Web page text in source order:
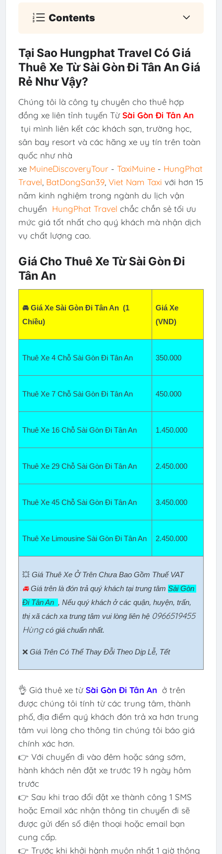
Contents
Tại Sao Hungphat Travel Có Giá
Thuê Xe Từ Sài Gòn Đi Tân An Giá
Rẻ Như Vậy?
Chúng tôi là công ty chuyên cho thuê hợp
đồng xe liên tỉnh tuyến TừSài Gòn Đi Tân An
tụi mình liên kết các khách sạn, trường học,
sân bay resort và các hãng xe uy tín trên toàn
quốc như nhà
xe MuineDiscoveryTour- TaxiMuine- HungPhat
Travel BatDongSan39, Viet Nam Taxi với hơn 15
năm kinh nghiệm trong ngành du lịch vận
chuyển HungPhat Travel chắc chắn sẻ tối ưu
mức giá tốt nhất cho quý khách mà nhận dịch
vụ chất lượng cao.
Giá Cho Thuê Xe Từ Sài Gòn Đi
Tân An
🚘 Giá Xe Sài Gòn Đi Tân An  (1
Chiều)
Giá Xe
(VND)
Thuê Xe 4 Chỗ Sài Gòn Đi Tân An 350.000
Thuê Xe 7 Chỗ Sài Gòn Đi Tân An 450.000
Thuê Xe 16 Chỗ Sài Gòn Đi Tân An 1.450.000
Thuê Xe 29 Chỗ Sài Gòn Đi Tân An 2.450.000
Thuê Xe 45 Chỗ Sài Gòn Đi Tân An 3.450.000
Thuê Xe Limousine Sài Gòn Đi Tân An 2.450.000
💥 Giá Thuê Xe Ở Trên Chưa Bao Gồm Thuế VAT
🚘 Giá trên là đón trả quý khách tại trung tâm Sài Gòn
Đi Tân An , Nếu quý khách ở các quận, huyện, trấn,
thị xã cách xa trung tâm vui lòng liên hệ 0966519455
Hùngcó giá chuẩn nhất.
❌ Giá Trên Có Thể Thay Đỗi Theo Dịp Lễ, Tết
👌 Giá thuê xe từSài Gòn Đi Tân An ở trên
được chúng tôi tính từ các trung tâm, thành
phố, địa điểm quý khách đón trả xa hơn trung
tâm vui lòng cho thông tin chúng tôi báo giá
chính xác hơn.
👉 Với chuyến đi vào đêm hoặc sáng sớm,
hành khách nên đặt xe trước 19 h ngày hôm
trước
👉 Sau khi trao đổi đặt xe thành công 1 SMS
hoặc Email xác nhận thông tin chuyến đi sẽ
được gửi đến số điện thoại hoặc email bạn
cung cấp.
👉 Trước khi khởi hành muộn nhất 1 giờ thông